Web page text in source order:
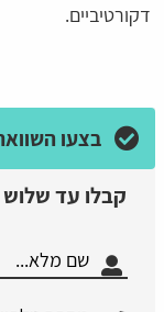
דקורטיביים.
בצעו
קבלו עד שלוש